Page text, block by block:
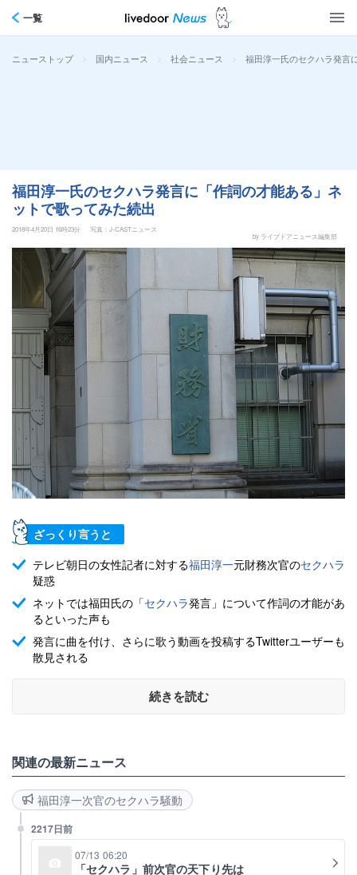
一覧
ニューストップ > 国内ニュース > 社会ニュース > 福田淳一氏のセクハラ発言
福田淳一氏のセクハラ発言に「作詞の才能ある」ネ
ットで歌ってみた続出
2018年4月20日 16時23分
写真：J-CASTニュース
by ライブドアニュース編集部
ざっくり言うと
テレビ朝日の女性記者に対する福田淳一元財務次官のセクハラ
疑惑
ネットでは福田氏の「セクハラ発言」について作詞の才能があ
るといった声も
発言に曲を付け、さらに歌う動画を投稿するTwitterユーザーも
散見される
続きを読む
関連の最新ニュース
福田淳一次官のセクハラ騒動
2217日前
07/13 06:20
「セクハラ」前次官の天下り先は